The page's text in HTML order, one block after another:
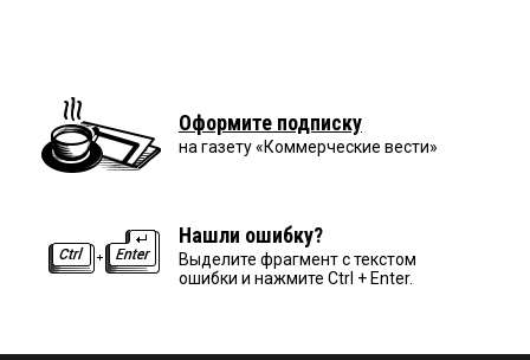
Оформите подписку
на газету «Коммерческие вести»
Нашли ошибку?
Выделите фрагмент с текстом
ошибки и нажмите Ctrl + Enter.